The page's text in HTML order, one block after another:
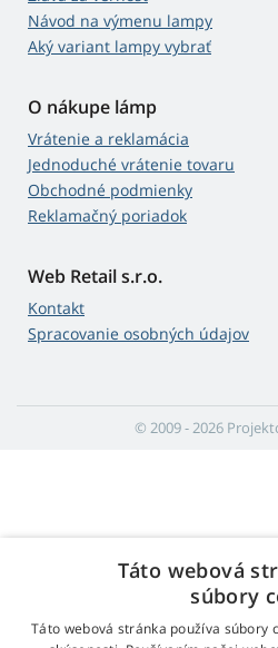
Návod na výmenu lampy
Aký variant lampy vybrať
O nákupe lámp
Vrátenie a reklamácia
Jednoduché vrátenie tovaru
Obchodné podmienky
Reklamačný poriadok
Web Retail s.r.o.
Kontakt
Spracovanie osobných údajov
© 2009 - 2026
Táto webová
súbory
Táto webová stránka používa súbory